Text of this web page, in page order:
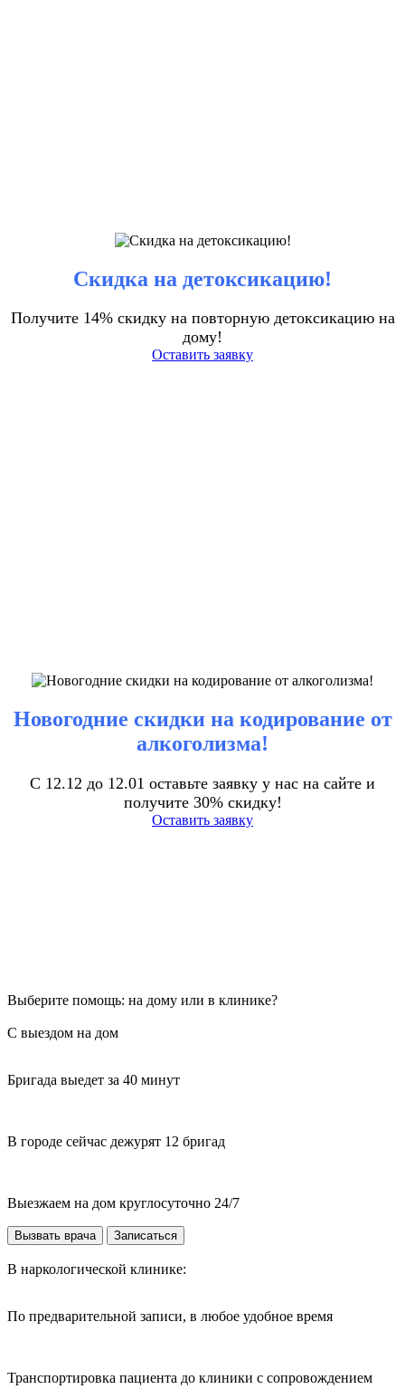
Скидка на детоксикацию!
Получите 14% скидку на повторную детоксикацию на
дому!
Оставить заявку
Новогодние скидки на кодирование от
алкоголизма!
С 12.12 до 12.01 оставьте заявку у нас на сайте и
получите 30% скидку!
Оставить заявку
Выберите помощь: на дому или в клинике?
С выездом на дом
Бригада выедет за 40 минут
В городе сейчас дежурят 12 бригад
Выезжаем на дом круглосуточно 24/7
Вызвать врача Записаться
В наркологической клинике:
По предварительной записи, в любое удобное время
Транспортировка пациента до клиники с сопровождением